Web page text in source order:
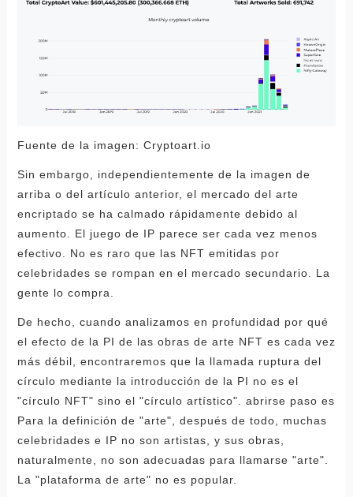
Fuente de la imagen: Cryptoart.io
Sin embargo, independientemente de la imagen de
arriba o del artículo anterior, el mercado del arte
encriptado se ha calmado rápidamente debido al
aumento. El juego de IP parece ser cada vez menos
efectivo. No es raro que las NFT emitidas por
celebridades se rompan en el mercado secundario. La
gente lo compra.
De hecho, cuando analizamos en profundidad por qué
el efecto de la PI de las obras de arte NFT es cada vez
más débil, encontraremos que la llamada ruptura del
círculo mediante la introducción de la PI no es el
"círculo NFT" sino el "círculo artístico". abrirse paso es
Para la definición de "arte", después de todo, muchas
celebridades e IP no son artistas, y sus obras,
naturalmente, no son adecuadas para llamarse "arte".
La "plataforma de arte" no es popular.